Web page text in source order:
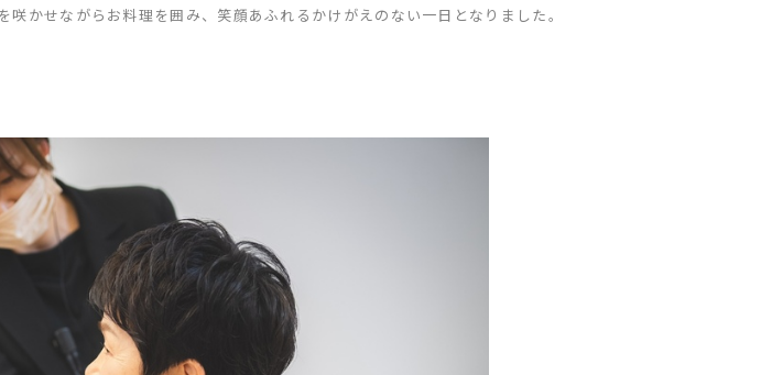
かせながらお料理を囲み、笑顔あふれるかけがえのない一日となりました。